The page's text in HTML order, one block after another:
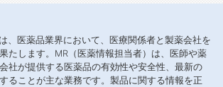
、医薬品業界において、医療関係者と製薬会社を
たします。MR（医薬情報担当者）は、医師や薬
社が提供する医薬品の有効性や安全性、最新の
ることが主な業務です。製品に関する情報を正